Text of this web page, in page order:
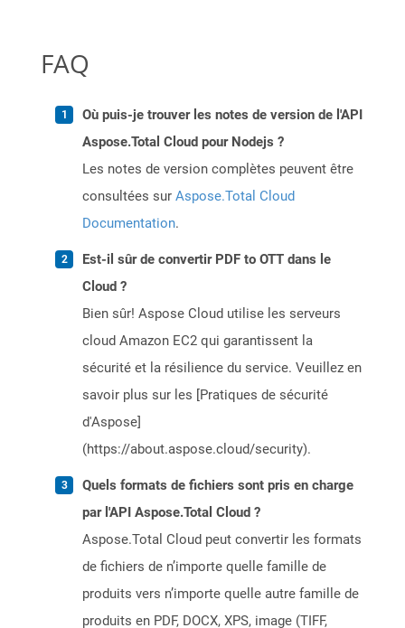
FAQ
Où puis-je trouver les notes de version de l'API
Aspose.Total Cloud pour Nodejs ?
Les notes de version complètes peuvent être
consultées sur Aspose.Total Cloud
Documentation.
Est-il sûr de convertir PDF to OTT dans le
Cloud ?
Bien sûr! Aspose Cloud utilise les serveurs
cloud Amazon EC2 qui garantissent la
sécurité et la résilience du service. Veuillez en
savoir plus sur les [Pratiques de sécurité
d'Aspose]
(https://about.aspose.cloud/security).
Quels formats de fichiers sont pris en charge
par l'API Aspose.Total Cloud ?
Aspose.Total Cloud peut convertir les formats
de fichiers de n’importe quelle famille de
produits vers n’importe quelle autre famille de
produits en PDF, DOCX, XPS, image (TIFF,